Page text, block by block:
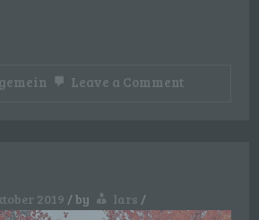
Leave a Comment
2019 /by lars /